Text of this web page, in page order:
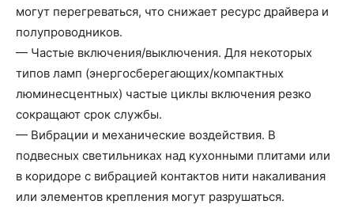
могут перегреваться, что снижает ресурс драйвера и
полупроводников.
— Частые включения/выключения. Для некоторых
типов ламп (энергосберегающих/компактных
люминесцентных) частые циклы включения резко
сокращают срок службы.
— Вибрации и механические воздействия. В
подвесных светильниках над кухонными плитами или
в коридоре с вибрацией контактов нити накаливания
или элементов крепления могут разрушаться.